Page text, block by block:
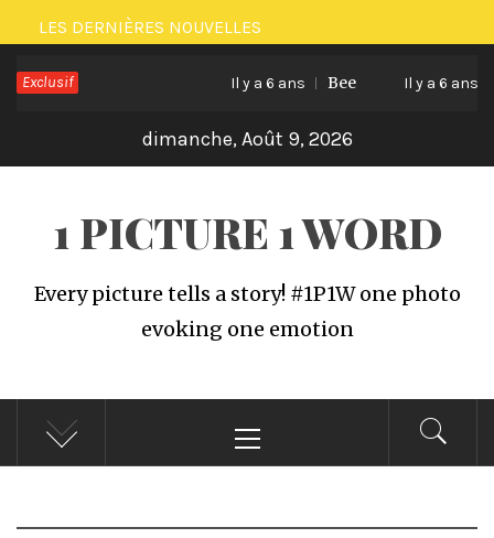
Passer
au
contenu
LES DERNIÈRES NOUVELLES
Exclusif Il y a 6 ans Bee Il y a 6 ans
dimanche, Août 9, 2026
1 PICTURE 1 WORD
Every picture tells a story! #1P1W one photo
evoking one emotion
principal